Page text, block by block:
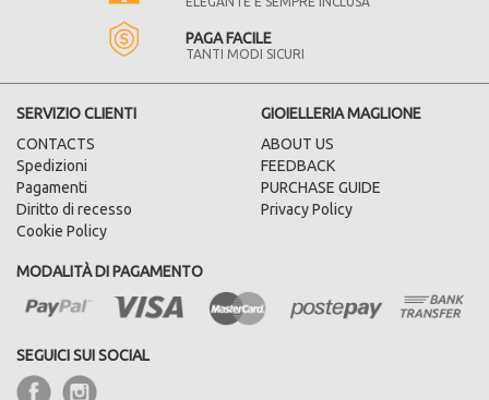
PAGA FACILE
TANTI MODI SICURI
SERVIZIO CLIENTI
CONTACTS
Spedizioni
Pagamenti
Diritto di recesso
Cookie Policy
GIOIELLERIA MAGLIONE
ABOUT US
FEEDBACK
PURCHASE GUIDE
Privacy Policy
MODALITÀ DI PAGAMENTO
SEGUICI SUI SOCIAL